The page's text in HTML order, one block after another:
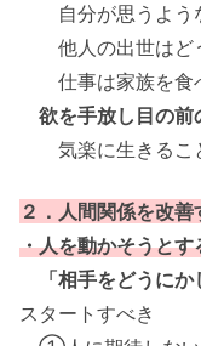
自分が思うよう
他人の出世はど
仕事は家族を食
欲を手放し目の前
気楽に生きるこ
２．人間関係を改善
・人を動かそうとす
「相手をどうに
スタートすべき